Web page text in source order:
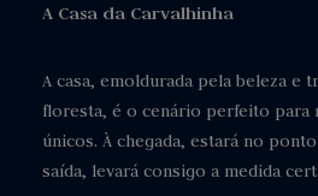
A Casa da Carvalhinha
A casa, emoldurada pela beleza e
floresta, é o cenário perfeito para
únicos. À chegada, estará no
saída, levará consigo a medida